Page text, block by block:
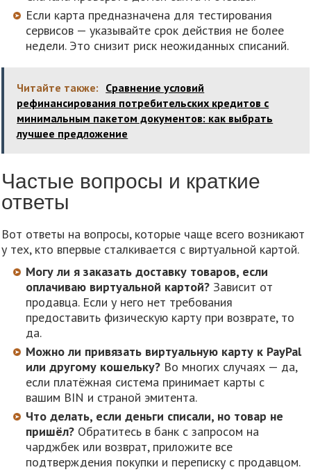
Если карта предназначена для тестирования
сервисов — указывайте срок действия не более
недели. Это снизит риск неожиданных списаний.
Читайте также: Сравнение условий
рефинансирования потребительских кредитов с
минимальным пакетом документов: как выбрать
лучшее предложение
Частые вопросы и краткие
ответы
Вот ответы на вопросы, которые чаще всего возникают
у тех, кто впервые сталкивается с виртуальной картой.
Могу ли я заказать доставку товаров, если
оплачиваю виртуальной картой? Зависит от
продавца. Если у него нет требования
предоставить физическую карту при возврате, то
да.
Можно ли привязать виртуальную карту к PayPal
или другому кошельку? Во многих случаях — да,
если платёжная система принимает карты с
вашим BIN и страной эмитента.
Что делать, если деньги списали, но товар не
пришёл? Обратитесь в банк с запросом на
чарджбек или возврат, приложите все
подтверждения покупки и переписку с продавцом.